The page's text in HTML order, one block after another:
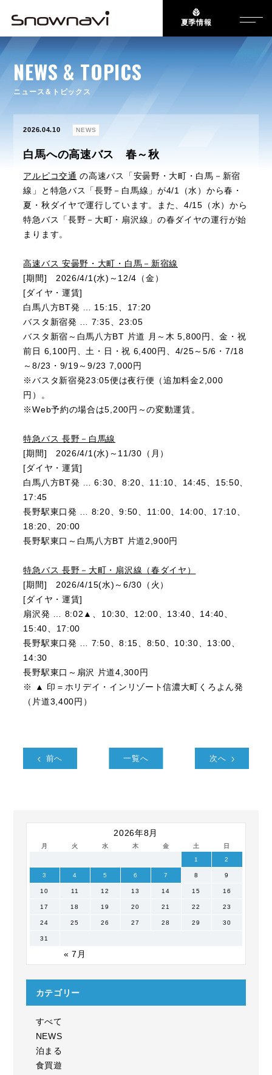
夏季情報
NEWS & TOPICS
ニュース＆トピックス
2026.04.10 NEWS
白馬への高速バス 春～秋
アルピコ交通 の高速バス「安曇野・大町・白馬－新宿
線」と特急バス「長野－白馬線」が4/1（水）から春・
夏・秋ダイヤで運行しています。また、4/15（水）から
特急バス「長野－大町・扇沢線」の春ダイヤの運行が始
まります。
高速バス 安曇野・大町・白馬－新宿線
[期間] 2026/4/1(水)～12/4（金）
[ダイヤ・運賃]
白馬八方BT発 … 15:15、17:20
バスタ新宿発 … 7:35、23:05
バスタ新宿～白馬八方BT 片道 月～木 5,800円、金・祝
前日 6,100円、土・日・祝 6,400円、4/25～5/6・7/18
～8/23・9/19～9/23 7,000円
※バスタ新宿発23:05便は夜行便（追加料金2,000
円）。
※Web予約の場合は5,200円～の変動運賃。
特急バス 長野－白馬線
[期間] 2026/4/1(水)～11/30（月）
[ダイヤ・運賃]
白馬八方BT発 … 6:30、8:20、11:10、14:45、15:50、
17:45
長野駅東口発 … 8:20、9:50、11:00、14:00、17:10、
18:20、20:00
長野駅東口～白馬八方BT 片道2,900円
特急バス 長野－大町・扇沢線（春ダイヤ）
[期間] 2026/4/15(水)～6/30（火）
[ダイヤ・運賃]
扇沢発 … 8:02▲、10:30、12:00、13:40、14:40、
15:40、17:00
長野駅東口発 … 7:50、8:15、8:50、10:30、13:00、
14:30
長野駅東口～扇沢 片道4,300円
※ ▲ 印＝ホリデイ・インリゾート信濃大町くろよん発
（片道3,400円）
前へ 一覧へ 次へ
2026年8月
月 火 水 木 金 土 日
« 7月
1 2
3 4 5 6 7 8 9
10 11 12 13 14 15 16
17 18 19 20 21 22 23
24 25 26 27 28 29 30
31
カテゴリー
すべて
NEWS
泊まる
食買遊